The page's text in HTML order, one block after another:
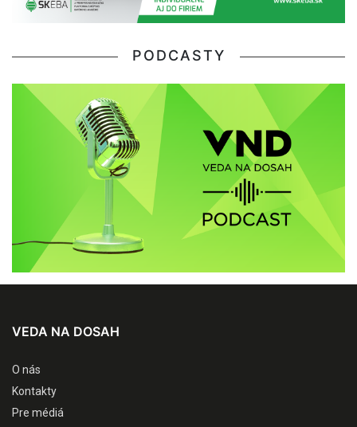
PODCASTY
VEDA NA DOSAH
O nás
Kontakty
Pre médiá